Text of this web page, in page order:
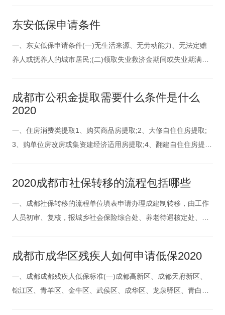
A”及外地籍号牌汽车。三、限行时间及区域工作日的07:30—20:0
0,绕城
东安低保申请条件
一、东安低保申请条件(一)无生活来源、无劳动能力、无法定赡
养人或抚养人的城市居民;(二)领取失业救济金期间或失业期满未
本生活费和退休金后，其家庭人均收入仍低于当地最低生活保障
标准的居民
成都市公积金提取需要什么条件是什么
2020
一、住房消费类提取1、购买商品房提取;2、大修自住住房提取;
3、购单位房改房或集资建经济适用房提取;4、翻建自住住房提
类提取1、患重大疾病提取;2、非成都户籍职工与单位终止劳动
2020成都市社保转移的流程包括哪些
一、成都社保转移的流程单位填表申请办理成建制转移，由工作
人员初审、复核，报城乡社会保险综合处、养老待遇核定处、退
企业的，从转制之日起，在职职工和退休人员一并转入企业参加
企业职工基本养老保险
成都市成华区残疾人如何申请低保2020
一、成都成都残疾人低保标准(一)成都高新区、成都天府新区、
锦江区、青羊区、金牛区、武侯区、成华区、龙泉驿区、青白江